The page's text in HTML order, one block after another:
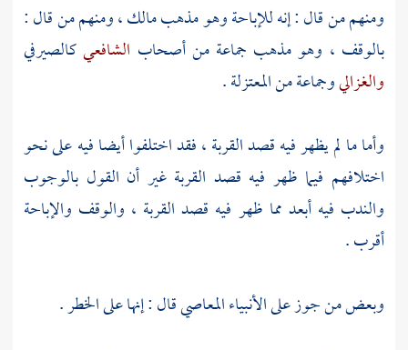
ومنهم من قال : إنه للإباحة وهو مذهبمالك، ومنهم من قال :
بالوقف ، وهو مذهب جماعة من أصحاب الشافعيكالصيرفي
والغزاليوجماعة منالمعتزلة.
وأما ما لم يظهر فيه قصد القربة ، فقد اختلفوا أيضا فيه على نحو
اختلافهم فيما ظهر فيه قصد القربة غير أن القول بالوجوب
والندب فيه أبعد مما ظهر فيه قصد القربة ، والوقف والإباحة
أقرب .
وبعض من جوز على الأنبياء المعاصي قال : إنها على الخطر .